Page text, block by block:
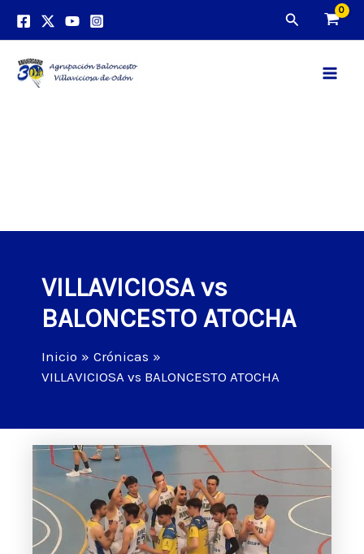
Buscar
VILLAVICIOSA vs
BALONCESTO ATOCHA
Inicio
Crónicas
VILLAVICIOSA vs BALONCESTO ATOCHA